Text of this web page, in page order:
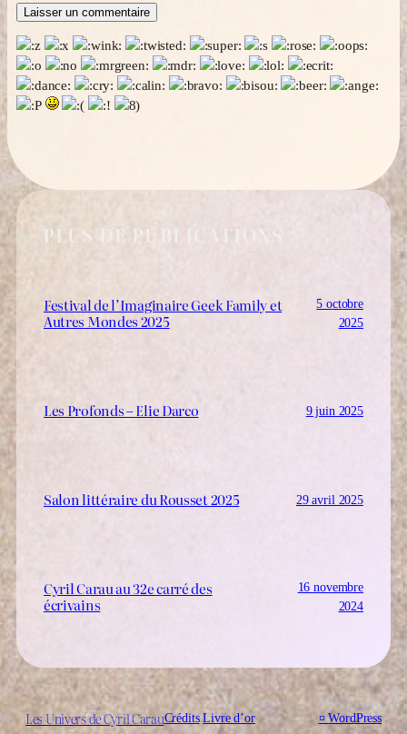
+ PLUS DE PUBLICATIONS
Festival de l’Imaginaire Geek Family et
Autres Mondes 2025
5 octobre
2025
Les Profonds – Elie Darco 9 juin 2025
Salon littéraire du Rousset 2025 29 avril 2025
Cyril Carau au 32e carré des
écrivains
16 novembre
2024
Les Univers de Cyril CarauCrédits Livre d’or ¤WordPress